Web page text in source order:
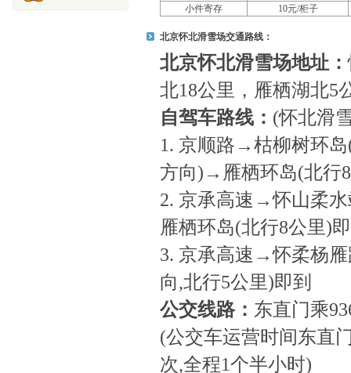
小件寄存
10元/柜子
北京怀北滑雪场交通路线：
北京怀北滑雪场地址：
北18公里，雁栖湖北5
自驾车路线： (怀北滑
1. 京顺路→枯柳树环
方向)→雁栖环岛(北行
2. 京承高速→怀山柔
雁栖环岛(北行8公里)
3. 京承高速→怀柔杨
向,北行5公里)即到
公交线路： 东直门乘
(公交车运营时间东直
次,全程1个半小时)